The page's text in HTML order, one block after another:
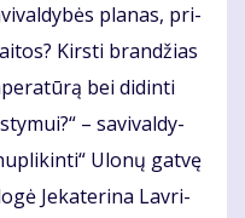
pla­nas, pri­
Kirs­ti bran­džias
bei di­din­ti
– sa­vi­val­dy­
Ulo­nų gat­vę
Je­ka­te­ri­na Lav­ri­